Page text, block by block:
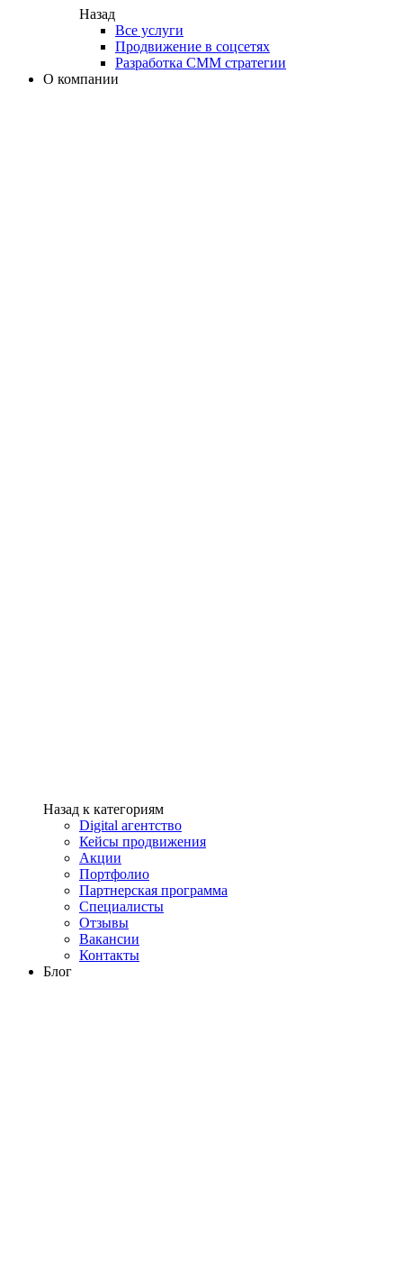
Назад
Все услуги
Продвижение в соцсетях
Разработка СММ стратегии
О компании
Назад к категориям
Digital агентство
Кейсы продвижения
Акции
Портфолио
Партнерская программа
Специалисты
Отзывы
Вакансии
Контакты
Блог